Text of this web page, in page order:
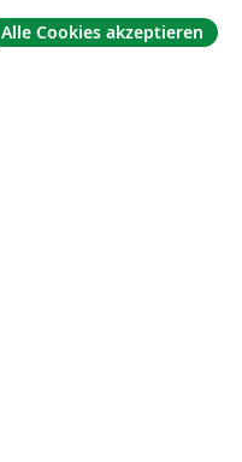
Alle Cookies akzeptieren